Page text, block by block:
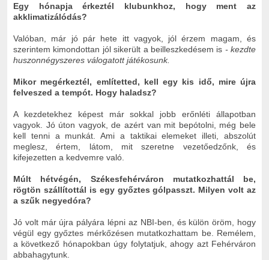
Egy hónapja érkeztél klubunkhoz, hogy ment az
akklimatizálódás?
Valóban, már jó pár hete itt vagyok, jól érzem magam, és
szerintem kimondottan jól sikerült a beilleszkedésem is - kezdte
huszonnégyszeres válogatott játékosunk.
Mikor megérkeztél, említetted, kell egy kis idő, mire újra
felveszed a tempót. Hogy haladsz?
A kezdetekhez képest már sokkal jobb erőnléti állapotban
vagyok. Jó úton vagyok, de azért van mit bepótolni, még bele
kell tenni a munkát. Ami a taktikai elemeket illeti, abszolút
meglesz, értem, látom, mit szeretne vezetőedzőnk, és
kifejezetten a kedvemre való.
Múlt hétvégén, Székesfehérváron mutatkozhattál be,
rögtön szállítottál is egy győztes gólpasszt. Milyen volt az
a szűk negyedóra?
Jó volt már újra pályára lépni az NBI-ben, és külön öröm, hogy
végül egy győztes mérkőzésen mutatkozhattam be. Remélem,
a következő hónapokban úgy folytatjuk, ahogy azt Fehérváron
abbahagytunk.